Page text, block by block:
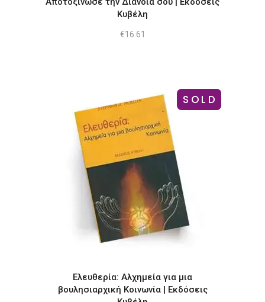
Κυβέλη
€16.61
-12%
SOLD
Ελευθερία: Αλχημεία για μια
βουλησιαρχική Κοινωνία | Εκδόσεις